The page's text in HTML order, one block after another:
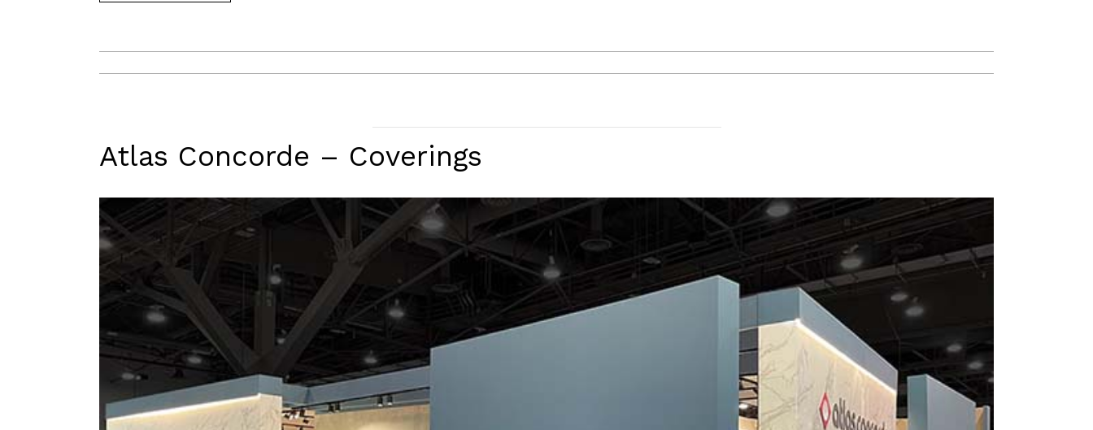
Atlas Concorde – Coverings